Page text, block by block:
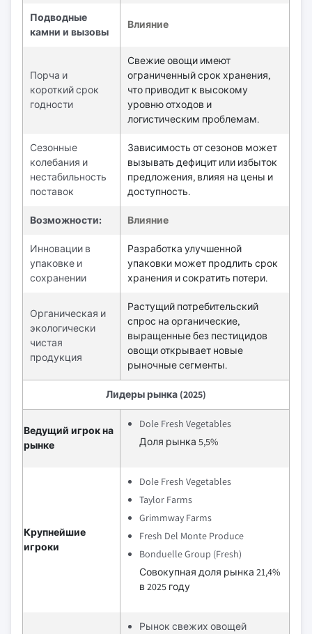
Подводные
камни и вызовы
Влияние
Порча и
короткий срок
годности
Свежие овощи имеют
ограниченный срок хранения,
что приводит к высокому
уровню отходов и
логистическим проблемам.
Сезонные
колебания и
нестабильность
поставок
Зависимость от сезонов может
вызывать дефицит или избыток
предложения, влияя на цены и
доступность.
Возможности: Влияние
Инновации в
упаковке и
сохранении
Разработка улучшенной
упаковки может продлить срок
хранения и сократить потери.
Органическая и
экологически
чистая
продукция
Растущий потребительский
спрос на органические,
выращенные без пестицидов
овощи открывает новые
рыночные сегменты.
Лидеры рынка (2025)
Ведущий игрок на
рынке
Dole Fresh Vegetables
Доля рынка 5,5%
Крупнейшие
игроки
Dole Fresh Vegetables
Taylor Farms
Grimmway Farms
Fresh Del Monte Produce
Bonduelle Group (Fresh)
Совокупная доля рынка 21,4%
в 2025 году
Рынок свежих овощей